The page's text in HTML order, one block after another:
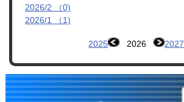
2026/2 （0)
2026/1 （1)
2025 2026 2027